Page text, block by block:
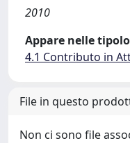
2010
Appare nelle
4.1 Contributo in
File in questo
Non ci sono file